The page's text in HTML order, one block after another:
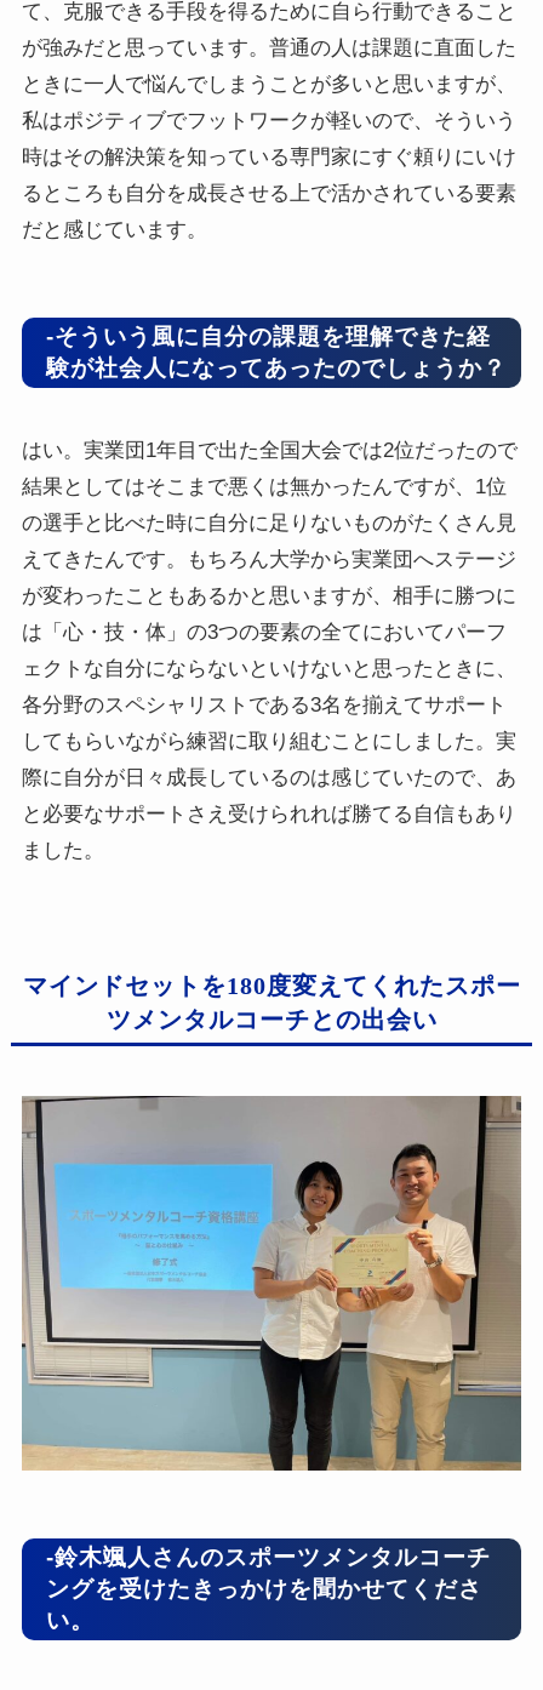
て、克服できる手段を得るために自ら行動できること
が強みだと思っています。普通の人は課題に直面した
ときに一人で悩んでしまうことが多いと思いますが、
私はポジティブでフットワークが軽いので、そういう
時はその解決策を知っている専門家にすぐ頼りにいけ
るところも自分を成長させる上で活かされている要素
だと感じています。
-そういう風に自分の課題を理解できた経
験が社会人になってあったのでしょうか？
はい。実業団1年目で出た全国大会では2位だったので
結果としてはそこまで悪くは無かったんですが、1位
の選手と比べた時に自分に足りないものがたくさん見
えてきたんです。もちろん大学から実業団へステージ
が変わったこともあるかと思いますが、相手に勝つに
は「心・技・体」の3つの要素の全てにおいてパーフ
ェクトな自分にならないといけないと思ったときに、
各分野のスペシャリストである3名を揃えてサポート
してもらいながら練習に取り組むことにしました。実
際に自分が日々成長しているのは感じていたので、あ
と必要なサポートさえ受けられれば勝てる自信もあり
ました。
マインドセットを180度変えてくれたスポー
ツメンタルコーチとの出会い
-鈴木颯人さんのスポーツメンタルコーチ
ングを受けたきっかけを聞かせてくださ
い。